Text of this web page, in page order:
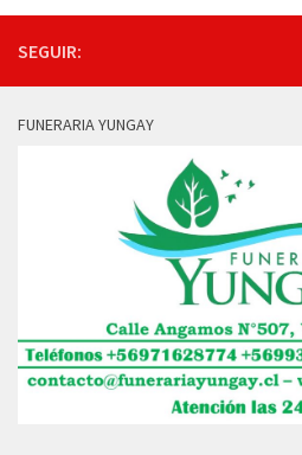
SEGUIR:
FUNERARIA YUNGAY